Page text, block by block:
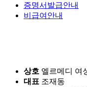
증명서발급안내
비급여안내
상호 엘르메디 여
대표 조재동